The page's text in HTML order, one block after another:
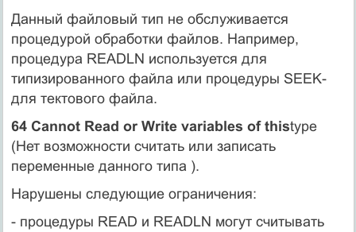
Данный файловый тип не обслуживается
процедурой обработки файлов. Например,
процедура READLN используется для
типизированного файла или процедуры SEEK-
для тектового файла.
64 Cannot Read or Write variables of thistype
(Нет возможности считать или записать
переменные данного типа ).
Нарушены следующие ограничения:
- процедуры READ и READLN могут считывать